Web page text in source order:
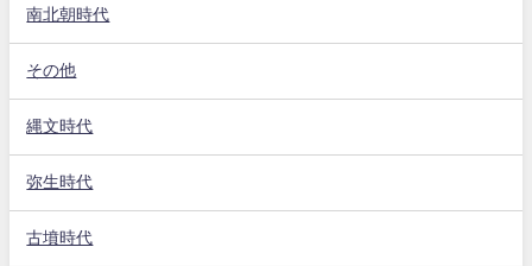
南北朝時代
その他
縄文時代
弥生時代
古墳時代